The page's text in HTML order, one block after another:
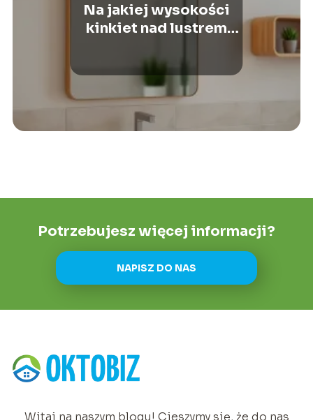
Na jakiej wysokości
kinkiet nad lustrem
Potrzebujesz więcej informacji?
NAPISZ DO NAS
Witaj na naszym blogu! Cieszymy się, że do nas